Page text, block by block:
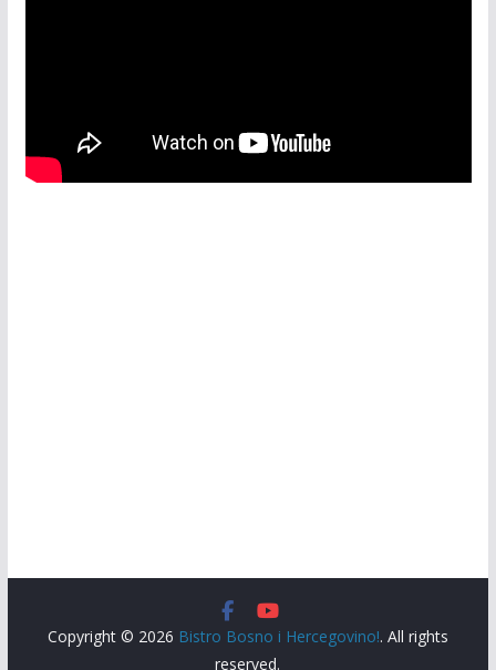
Copyright © 2026 Bistro Bosno i Hercegovino!. All rights
reserved.